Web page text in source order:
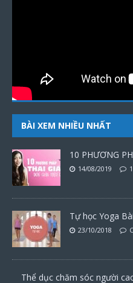
BÀI XEM NHIỀU NHẤT
10 PHƯƠNG
14/08/2019 1
Tự học Yoga
23/10/2018
Thể dục chăm sóc người